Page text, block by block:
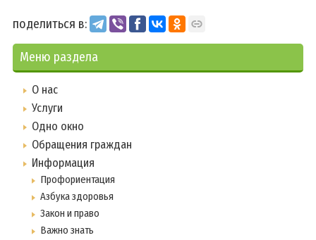
поделиться в:
Меню раздела
О нас
Услуги
Одно окно
Обращения граждан
Информация
Профориентация
Азбука здоровья
Закон и право
Важно знать